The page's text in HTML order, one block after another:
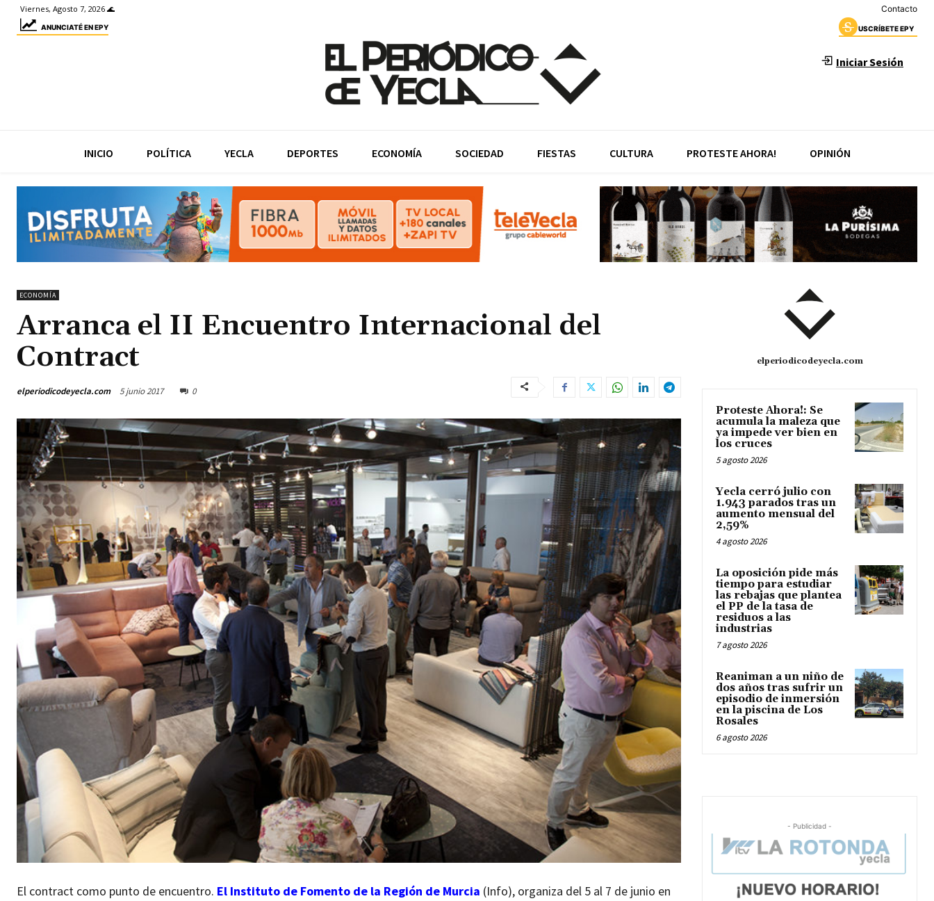
Viernes, Agosto 7, 2026 🌊 Contacto
ANUNCIATÉ EN EPY USCRÍBETE EPY
Iniciar Sesión
INICIO POLÍTICA YECLA DEPORTES ECONOMÍA SOCIEDAD FIESTAS CULTURA PROTESTE AHORA! OPINIÓN
ECONOMÍA
Arranca el II Encuentro Internacional del
Contract
elperiodicodeyecla.com 5 junio 2017 0
El contract como punto de encuentro. El Instituto de Fomento de la Región de Murcia (Info), organiza del 5 al 7 de junio en
elperiodicodeyecla.com
Proteste Ahora!: Se
acumula la maleza que
ya impede ver bien en
los cruces
5 agosto 2026
Yecla cerró julio con
1.943 parados tras un
aumento mensual del
2,59%
4 agosto 2026
La oposición pide más
tiempo para estudiar
las rebajas que plantea
el PP de la tasa de
residuos a las
industrias
7 agosto 2026
Reaniman a un niño de
dos años tras sufrir un
episodio de inmersión
en la piscina de Los
Rosales
6 agosto 2026
- Publicidad -